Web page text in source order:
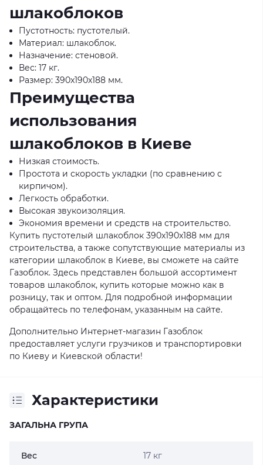
шлакоблоков
Пустотность: пустотелый.
Материал: шлакоблок.
Назначение: стеновой.
Вес: 17 кг.
Размер: 390x190x188 мм.
Преимущества
использования
шлакоблоков в Киеве
Низкая стоимость.
Простота и скорость укладки (по сравнению с
кирпичом).
Легкость обработки.
Высокая звукоизоляция.
Экономия времени и средств на строительство.
Купить пустотелый шлакоблок 390x190x188 мм для
строительства, а также сопутствующие материалы из
категории шлакоблок в Киеве, вы сможете на сайте
Газоблок. Здесь представлен большой ассортимент
товаров шлакоблок, купить которые можно как в
розницу, так и оптом. Для подробной информации
обращайтесь по телефонам, указанным на сайте.
Дополнительно Интернет-магазин Газоблок
предоставляет услуги грузчиков и транспортировки
по Киеву и Киевской области!
Характеристики
ЗАГАЛЬНА ГРУПА
Вес 17 кг